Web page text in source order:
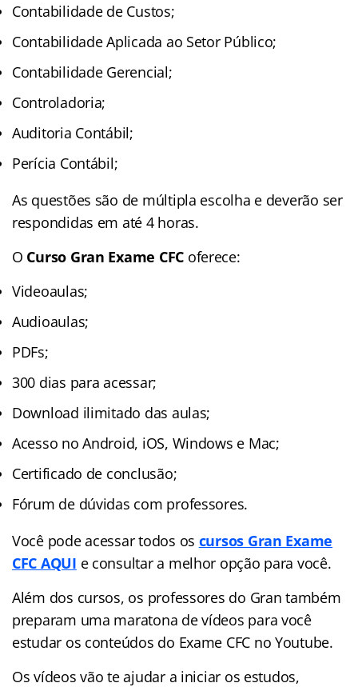
Contabilidade de Custos;
Contabilidade Aplicada ao Setor Público;
Contabilidade Gerencial;
Controladoria;
Auditoria Contábil;
Perícia Contábil;
As questões são de múltipla escolha e deverão ser
respondidas em até 4 horas.
O Curso Gran Exame CFC oferece:
Videoaulas;
Audioaulas;
PDFs;
300 dias para acessar;
Download ilimitado das aulas;
Acesso no Android, iOS, Windows e Mac;
Certificado de conclusão;
Fórum de dúvidas com professores.
Você pode acessar todos os cursos Gran Exame
CFC AQUI e consultar a melhor opção para você.
Além dos cursos, os professores do Gran também
preparam uma maratona de vídeos para você
estudar os conteúdos do Exame CFC no Youtube.
Os vídeos vão te ajudar a iniciar os estudos,